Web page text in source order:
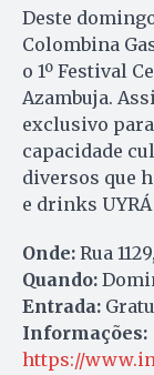
Deste
Colombina
o 1º Festival
Azambuja.
exclusivo
capacidade
diversos que
e drinks
Onde: Rua
Quando:
Entrada:
Informações:
https://